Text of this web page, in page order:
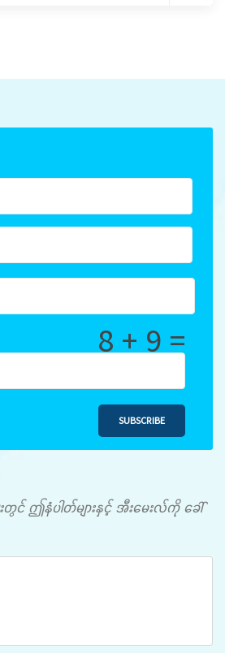
8 + 9 =
SUBSCRIBE
တွင် ဤနံပါတ်များနှင့် အီးမေးလ်ကို ခေါ်